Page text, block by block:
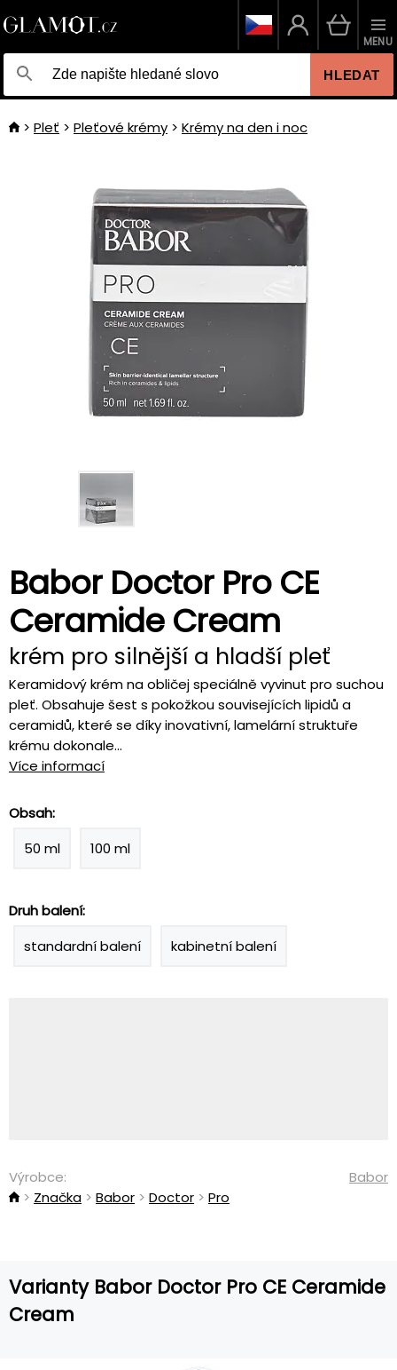
HLEDAT
MENU
Pleť Pleťové krémy Krémy na den i noc
Babor Doctor Pro CE
Ceramide Cream
krém pro silnější a hladší pleť
Keramidový krém na obličej speciálně vyvinut pro suchou
pleť. Obsahuje šest s pokožkou souvisejících lipidů a
ceramidů, které se díky inovativní, lamelární struktuře
krému dokonale...
Více informací
Obsah:
50 ml
100 ml
Druh balení:
standardní balení
kabinetní balení
Výrobce:
Babor
Značka
Babor Doctor Pro
Varianty Babor Doctor Pro CE Ceramide
Cream